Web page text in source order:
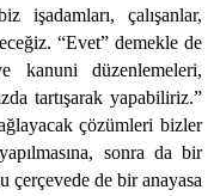
işadamları, çalışanlar,
“Evet” demekle de
kanuni düzenlemeleri,
tartışarak yapabiliriz.”
çözümleri bizler
sonra da bir
çerçevede de bir anayasa